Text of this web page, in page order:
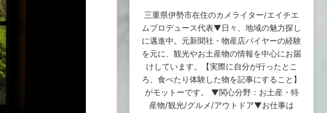
三重県伊勢市在住のカメライター/エイチエ
ムプロデュース代表▼日々、地域の魅力探し
に邁進中。元新聞社・物産店バイヤーの経験
を元に、観光やお土産物の情報を中心にお届
けしています。【実際に自分が行ったとこ
ろ、食べたり体験した物を記事にすること】
がモットーです。 ▼関心分野：お土産・特
産物/観光/グルメ/アウトドア▼お仕事は